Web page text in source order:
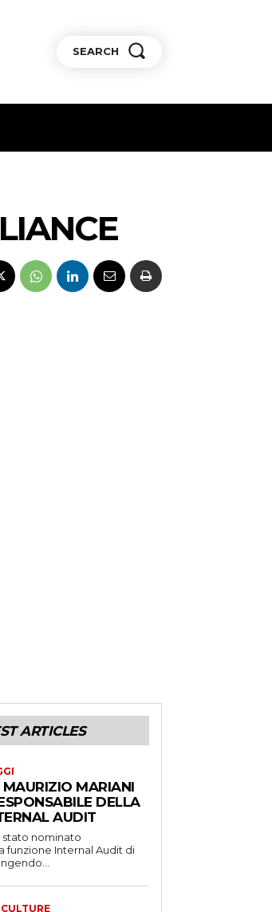
SEARCH
ARTICLES
MARIANI
DELLA
AUDIT
stato nominato
funzione Internal Audit di